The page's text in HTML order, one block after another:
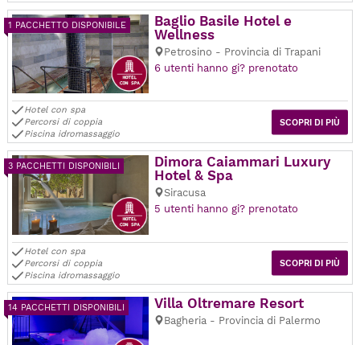
1 PACCHETTO DISPONIBILE
Baglio Basile Hotel e
Wellness
Petrosino - Provincia di Trapani
6 utenti hanno gi? prenotato
SCOPRI DI PIÙ
Hotel con spa
Percorsi di coppia
Piscina idromassaggio
3 PACCHETTI DISPONIBILI
Dimora Caiammari Luxury
Hotel & Spa
Siracusa
5 utenti hanno gi? prenotato
SCOPRI DI PIÙ
Hotel con spa
Percorsi di coppia
Piscina idromassaggio
14 PACCHETTI DISPONIBILI Villa Oltremare Resort
Bagheria - Provincia di Palermo